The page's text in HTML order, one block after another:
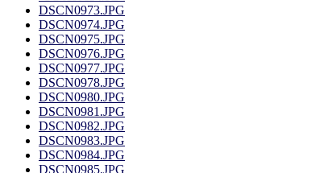
DSCN0973.JPG
DSCN0974.JPG
DSCN0975.JPG
DSCN0976.JPG
DSCN0977.JPG
DSCN0978.JPG
DSCN0980.JPG
DSCN0981.JPG
DSCN0982.JPG
DSCN0983.JPG
DSCN0984.JPG
DSCN0985.JPG